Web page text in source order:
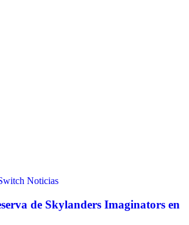
Noticias
de Skylanders Imaginators en